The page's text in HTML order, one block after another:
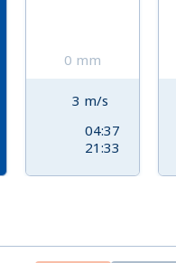
0 mm
3 m/s
04:37
21:33